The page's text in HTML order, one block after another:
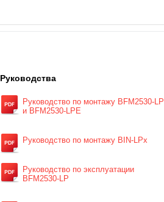
Руководства
Руководство по монтажу BFM2530-LP
и BFM2530-LPE
Руководство по монтажу BIN-LPx
Руководство по эксплуатации
BFM2530-LP